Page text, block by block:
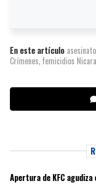
En este artículo
Crímenes, femicidios
Apertura de KFC